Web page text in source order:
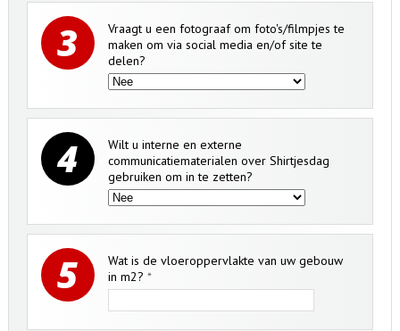
3
Vraagt u een fotograaf om foto's/filmpjes te
maken om via social media en/of site te
delen?
4
Wilt u interne en externe
communicatiematerialen over Shirtjesdag
gebruiken om in te zetten?
5
Wat is de vloeroppervlakte van uw gebouw
in m2? *